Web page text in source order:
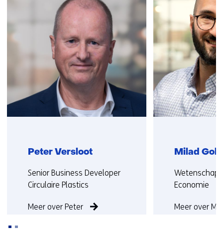
contact
met
ons
op)
Peter Versloot
Functie:
Senior Business Developer
Circulaire Plastics
Meer over Peter
Milad
Functie:
Economie
Meer over